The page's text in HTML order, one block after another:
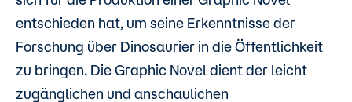
entschieden hat, um seine Erkenntnisse der
Forschung über Dinosaurier in die Öffentlichkeit
zu bringen. Die Graphic Novel dient der leicht
zugänglichen und anschaulichen